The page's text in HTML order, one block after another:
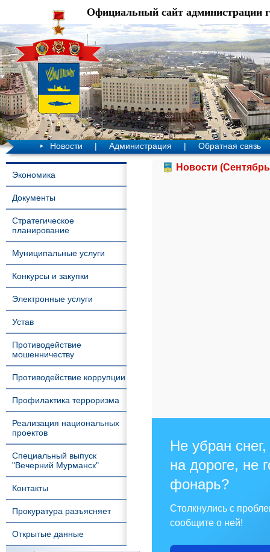
Официальный сайт администрации
Новости | Администрация | Обратная связь
Экономика
Документы
Стратегическое
планирование
Муниципальные услуги
Конкурсы и закупки
Электронные услуги
Устав
Противодействие
мошенничеству
Противодействие коррупции
Профилактика терроризма
Реализация национальных
проектов
Специальный выпуск
"Вечерний Мурманск"
Контакты
Прокуратура разъясняет
Открытые данные
Новости
Не убран
на дороге, не
фонарь?
Столкнулись с
сообщите о ней!